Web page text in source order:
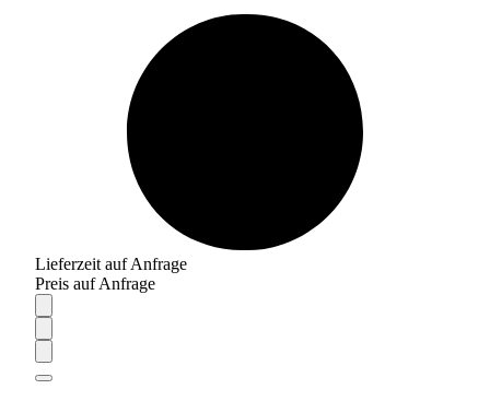
Lieferzeit auf Anfrage
Preis auf Anfrage